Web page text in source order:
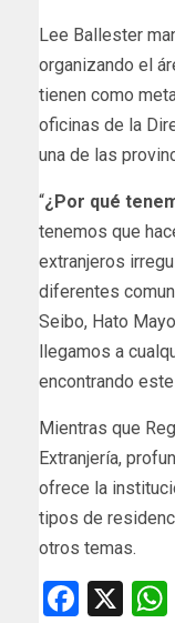
Lee Ballester
organizando el
tienen como
oficinas de la
una de las
“¿Por qué
tenemos que
extranjeros
diferentes
Seibo, Hato
llegamos a
encontrando
Mientras que
Extranjería,
ofrece la
tipos de
otros temas.
X